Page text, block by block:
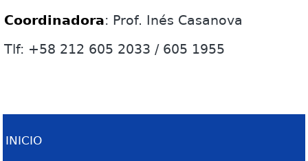
Coordinadora: Prof. Inés Casanova
Tlf: +58 212 605 2033 / 605 1955
INICIO